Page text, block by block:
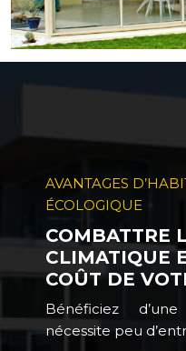
AVANTAGES
ÉCOLOGIQUE
COMBATTRE
CLIMATIQUE
COÛT DE
Bénéficiez
nécessite peu